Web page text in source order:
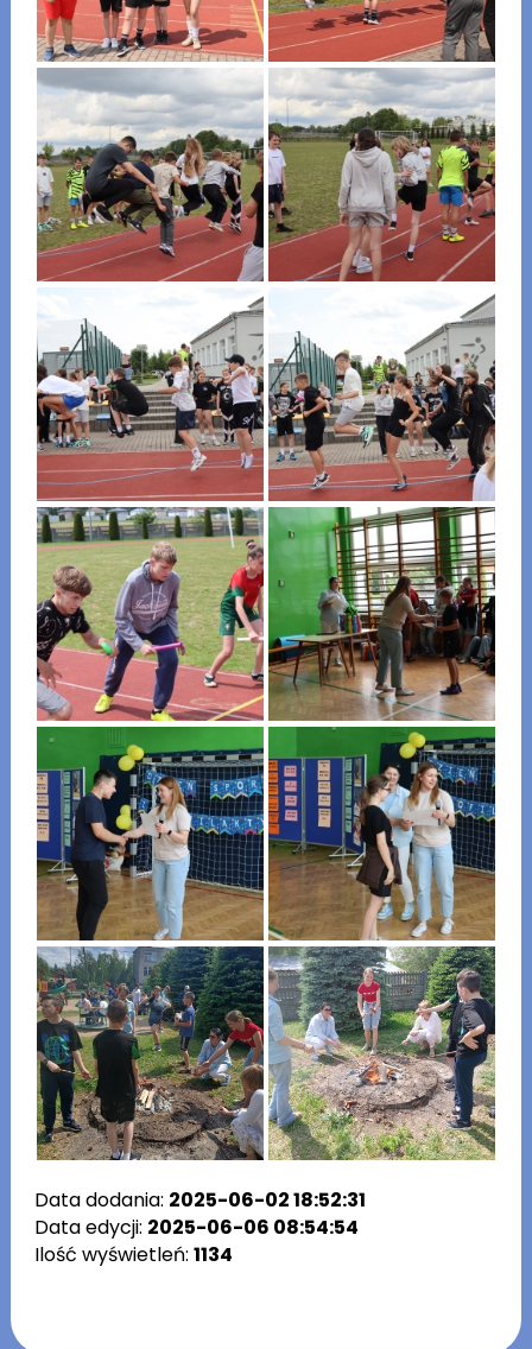
Data dodania: 2025-06-02 18:52:31
Data edycji: 2025-06-06 08:54:54
Ilość wyświetleń: 1134